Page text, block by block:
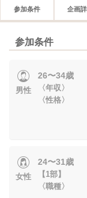
参加条件 企画
参加条件
男性
26〜34歳
〈年収〉
〈性格〉
女性
24〜31歳
【1部】
〈職種〉